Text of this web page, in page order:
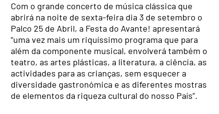
Com o grande concerto de música clássica que
abrirá na noite de sexta-feira dia 3 de setembro o
Palco 25 de Abril, a Festa do Avante! apresentará
“uma vez mais um riquíssimo programa que para
além da componente musical, envolverá também o
teatro, as artes plásticas, a literatura, a ciência, as
actividades para as crianças, sem esquecer a
diversidade gastronómica e as diferentes mostras
de elementos da riqueza cultural do nosso País”.